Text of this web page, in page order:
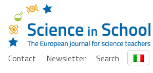
Contact Newsletter
Search